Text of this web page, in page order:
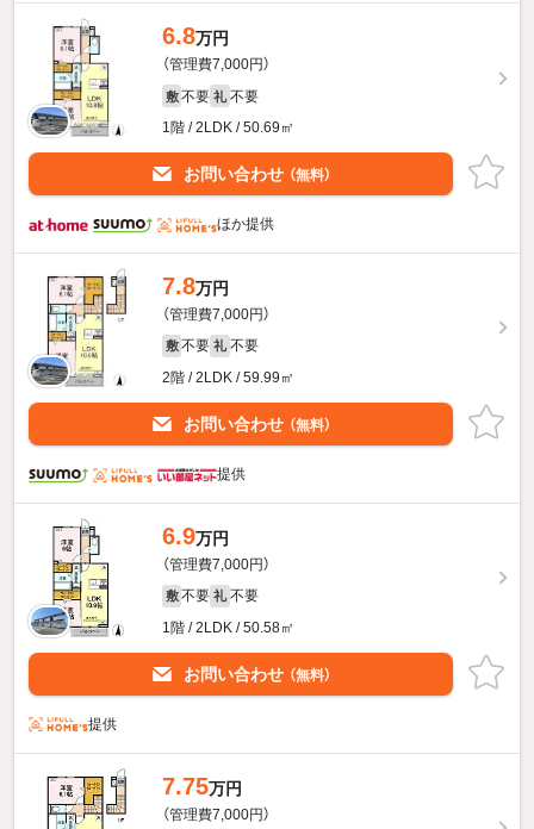
6.8万円
（管理費7,000円）
敷 不要 礼 不要
1階 / 2LDK / 50.69㎡
お問い合わせ （無料）
ほか提供
7.8万円
（管理費7,000円）
敷 不要 礼 不要
2階 / 2LDK / 59.99㎡
お問い合わせ （無料）
提供
6.9万円
（管理費7,000円）
敷 不要 礼 不要
1階 / 2LDK / 50.58㎡
お問い合わせ （無料）
提供
7.75万円
（管理費7,000円）